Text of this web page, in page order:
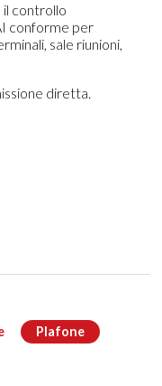
controllo
conforme per
sale riunioni,
diretta.